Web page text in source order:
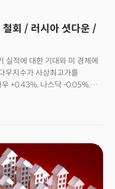
회 / 러시아 셧다운 /
실적에 대한 기대와 미 경제에
우지수가 사상최고가를
우 +0.43%, 나스닥 -0.05%,
개 관할지역에 대한
시는 다우지수와 S&P500이
연준은 인력난으로 인해
임금 상승이 나타나고 있다고
망의 병목현상이 더해지면서